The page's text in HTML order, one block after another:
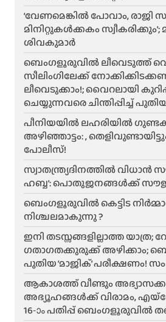
‘വേണമെങ്കിൽ പോവാം, രാജി
മിനിറ്റുകൾക്കകം സ്വീകരിക്കും’;
ശിവകുമാർ
ബെം​ഗളൂരുവിൽ ലീവെടുത്ത്
സീലിംഗിലേക്ക്
ലീവെടുക്കാം!; വൈറലായി
ചെയ്യുന്നവരെ ചിന്തിപ്പിച്ച്
പീനിയയിൽ ലഹരിയിൽ
അഴിഞ്ഞാട്ടം: ,
പോലീസ്!
സ്വാതന്ത്ര്യദിനത്തിൽ വിധാൻ
ഹബ്ബ’: പൊതുജനങ്ങൾക്ക്
ബെംഗളൂരുവിൽ കെട്ടിട
നിശ്ചലമാകുന്നു ?
ഇനി തടസ്സങ്ങളില്ലാത്ത യാത്ര;
ഗതാഗതക്കുരുക്ക് അഴിക്കാം;
പുതിയ ‘മാജിക്’ പരീക്ഷണം!
ആകാശത്ത് വീണ്ടും
അഭ്യൂഹങ്ങൾക്ക് വിരാമം,
16-ാം പതിപ്പ് ബെംഗളൂരുവിൽ